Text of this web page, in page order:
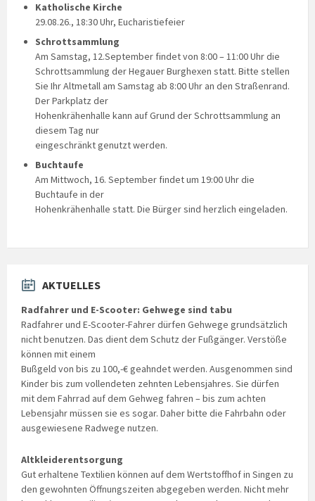
Katholische Kirche
29.08.26., 18:30 Uhr, Eucharistiefeier
Schrottsammlung
Am Samstag, 12.September findet von 8:00 – 11:00 Uhr die
Schrottsammlung der Hegauer Burghexen statt. Bitte stellen
Sie Ihr Altmetall am Samstag ab 8:00 Uhr an den Straßenrand.
Der Parkplatz der
Hohenkrähenhalle kann auf Grund der Schrottsammlung an
diesem Tag nur
eingeschränkt genutzt werden.
Buchtaufe
Am Mittwoch, 16. September findet um 19:00 Uhr die
Buchtaufe in der
Hohenkrähenhalle statt. Die Bürger sind herzlich eingeladen.
AKTUELLES
Radfahrer und E-Scooter: Gehwege sind tabu
Radfahrer und E-Scooter-Fahrer dürfen Gehwege grundsätzlich
nicht benutzen. Das dient dem Schutz der Fußgänger. Verstöße
können mit einem
Bußgeld von bis zu 100,-€ geahndet werden. Ausgenommen sind
Kinder bis zum vollendeten zehnten Lebensjahres. Sie dürfen
mit dem Fahrrad auf dem Gehweg fahren – bis zum achten
Lebensjahr müssen sie es sogar. Daher bitte die Fahrbahn oder
ausgewiesene Radwege nutzen.
Altkleiderentsorgung
Gut erhaltene Textilien können auf dem Wertstoffhof in Singen zu
den gewohnten Öffnungszeiten abgegeben werden. Nicht mehr